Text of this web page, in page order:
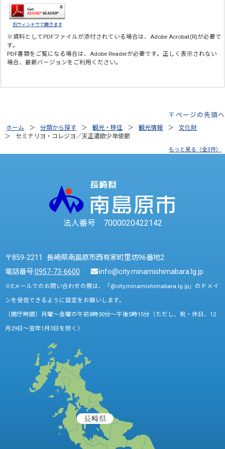
別ウィンドウで開きます
※資料としてPDFファイルが添付されている場合は、Adobe Acrobat(R)が必要で
す。
PDF書類をご覧になる場合は、Adobe Readerが必要です。正しく表示されない
場合、最新バージョンをご利用ください。
ページの先頭へ
ホーム 分類から探す 観光・移住 観光情報
文化財
セミナリヨ・コレジヨ／天正遣欧少年使節
もっと見る（全3件）
法人番号 7000020422142
〒859-2211 長崎県南島原市西有家町里坊96番地2
電話番号:0957-73-6600 info@city.minamishimabara.lg.jp
※Eメールでのお問い合わせの際は、「@city.minamishimabara.lg.jp」のドメイ
ンを受信できるように設定をお願いします。
〔開庁時間〕月曜～金曜の午前8時30分～午後5時15分（ただし、祝・休日、12
月29日～翌年1月3日を除く）